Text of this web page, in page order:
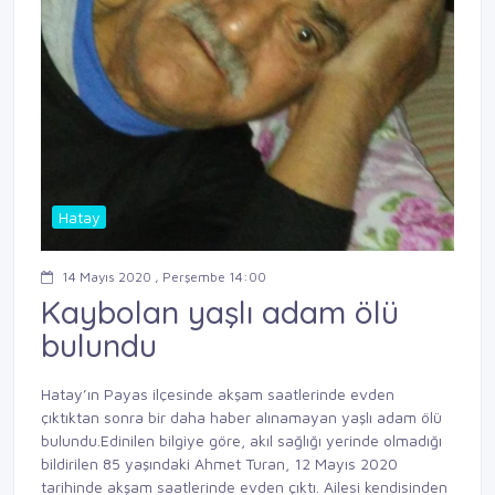
Hatay
14 Mayıs 2020 , Perşembe 14:00
Kaybolan yaşlı adam ölü
bulundu
Hatay’ın Payas ilçesinde akşam saatlerinde evden
çıktıktan sonra bir daha haber alınamayan yaşlı adam ölü
bulundu.Edinilen bilgiye göre, akıl sağlığı yerinde olmadığı
bildirilen 85 yaşındaki Ahmet Turan, 12 Mayıs 2020
tarihinde akşam saatlerinde evden çıktı. Ailesi kendisinden